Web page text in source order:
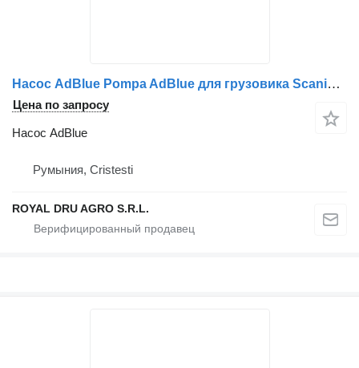
Насос AdBlue Pompa AdBlue для грузовика Scania 2182737/2549339/2655852/2057543/2695808/573159-15
Цена по запросу
Насос AdBlue
Румыния, Cristesti
ROYAL DRU AGRO S.R.L.